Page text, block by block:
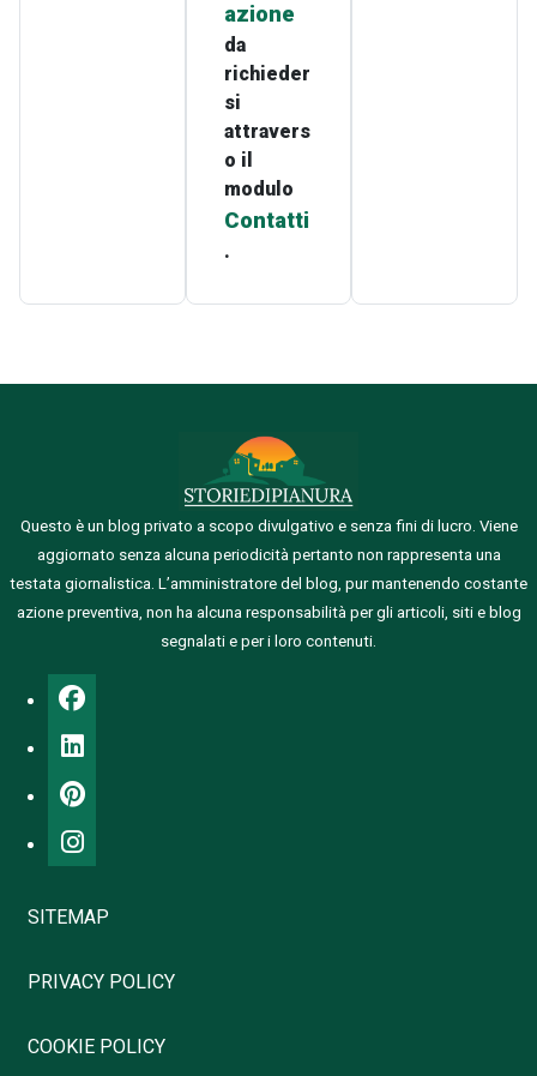
azione
da
richieder
si
attravers
o il
modulo
Contatti
.
Questo è un blog privato a scopo divulgativo e senza fini di lucro. Viene
aggiornato senza alcuna periodicità pertanto non rappresenta una
testata giornalistica. L’amministratore del blog, pur mantenendo costante
azione preventiva, non ha alcuna responsabilità per gli articoli, siti e blog
segnalati e per i loro contenuti.
SITEMAP
PRIVACY POLICY
COOKIE POLICY